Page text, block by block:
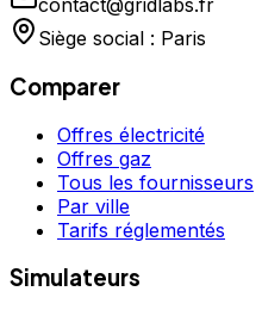
contact@gridlabs.fr
Siège social : Paris
Comparer
Offres électricité
Offres gaz
Tous les fournisseurs
Par ville
Tarifs réglementés
Simulateurs